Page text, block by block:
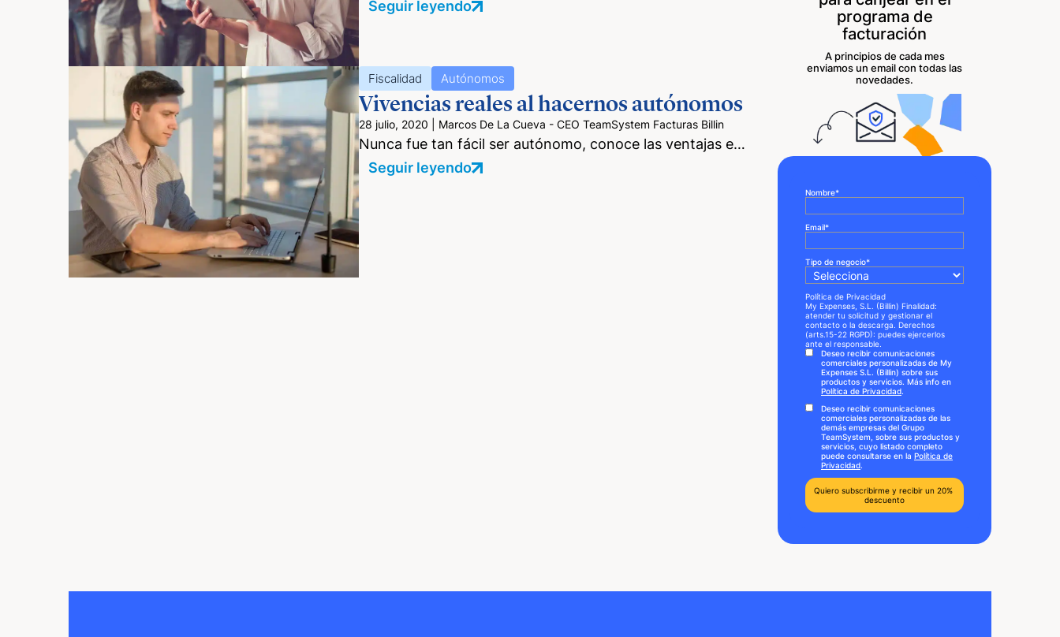
Seguir leyendo
Fiscalidad Autónomos
Vivencias reales al hacernos autónomos
28 julio, 2020 Marcos De La Cueva - CEO TeamSystem Facturas Billin
Nunca fue tan fácil ser autónomo, conoce las ventajas e…
Seguir leyendo
programa de
facturación
A principios de cada mes
enviamos un email con todas las
novedades.
Nombre*
Email*
Tipo de negocio*
Política de Privacidad
My Expenses, S.L. (Billin) Finalidad:
atender tu solicitud y gestionar el
contacto o la descarga. Derechos
(arts.15-22 RGPD): puedes ejercerlos
ante el responsable.
Deseo recibir comunicaciones
comerciales personalizadas de My
Expenses S.L. (Billin) sobre sus
productos y servicios. Más info en
Política de Privacidad.
Deseo recibir comunicaciones
comerciales personalizadas de las
demás empresas del Grupo
TeamSystem, sobre sus productos y
servicios, cuyo listado completo
puede consultarse en la Política de
Privacidad.